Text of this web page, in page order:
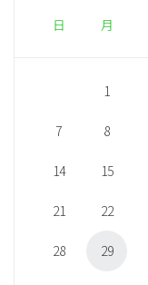
日 月
1
7 8
14 15
21 22
28 29